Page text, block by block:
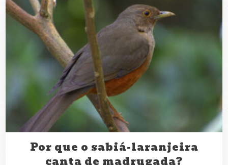
Por que o sabiá-laranjeira
canta de madrugada?